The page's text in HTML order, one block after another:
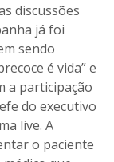
discussões
já foi
sendo
é vida” e
a participação
do executivo
live. A
o paciente